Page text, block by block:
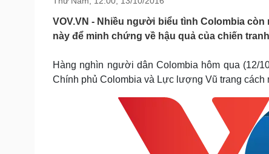
Pháp luật
Vụ án
Tư vấn luật
Quân sự - Quốc phòng
Vũ khí
Phân tích
Dinh dưỡng - món ngon
Đời sống
Nhà đẹp
Tình yêu - Gia đình
VOV.VN - Nhiều người biểu tình Colombia
này để minh chứng về hậu quả của chiến
Hàng nghìn người dân Colombia hôm qua (12/
Chính phủ Colombia và Lực lượng Vũ trang cách